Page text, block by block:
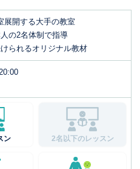
展開する大手の教室
の2名体制で指導
られるオリジナル教材
ン 2名以下のレッスン